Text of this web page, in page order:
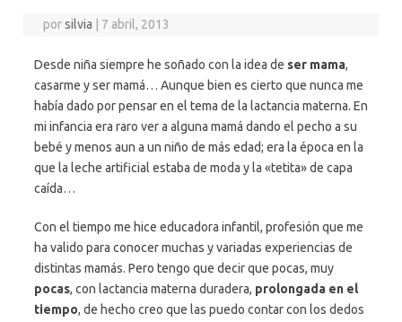
porsilvia 7 abril, 2013
Desde niña siempre he soñado con la idea de ser mama,
casarme y ser mamá… Aunque bien es cierto que nunca me
había dado por pensar en el tema de la lactancia materna. En
mi infancia era raro ver a alguna mamá dando el pecho a su
bebé y menos aun a un niño de más edad; era la época en la
que la leche artificial estaba de moda y la «tetita» de capa
caída…
Con el tiempo me hice educadora infantil, profesión que me
ha valido para conocer muchas y variadas experiencias de
distintas mamás. Pero tengo que decir que pocas, muy
pocas, con lactancia materna duradera, prolongada en el
tiempo, de hecho creo que las puedo contar con los dedos